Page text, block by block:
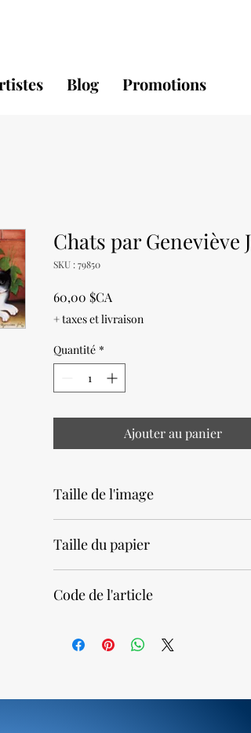
Blog Promotions
Chats par Geneviève
SKU : 79850
60,00 $CA
+ taxes et livraison
Quantité *
Ajouter au panier
Taille de l'image
Taille du papier
Code de l'article